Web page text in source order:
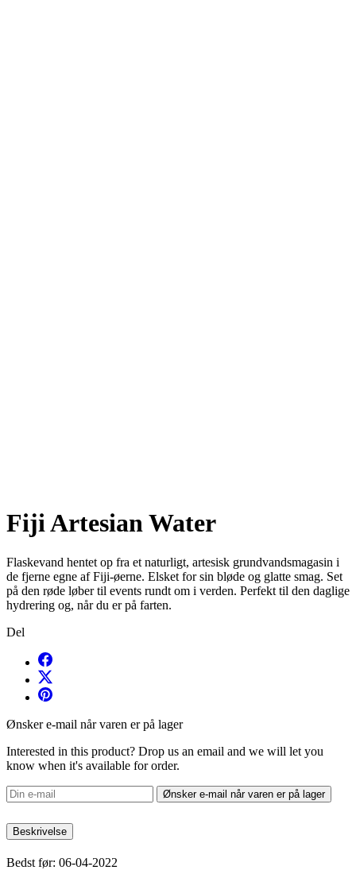
Fiji Artesian Water
Flaskevand hentet op fra et naturligt, artesisk grundvandsmagasin i
de fjerne egne af Fiji-øerne. Elsket for sin bløde og glatte smag. Set
på den røde løber til events rundt om i verden. Perfekt til den daglige
hydrering og, når du er på farten.
Del
Ønsker e-mail når varen er på lager
Interested in this product? Drop us an email and we will let you
know when it's available for order.
Ønsker e-mail når varen er på lager
Beskrivelse
Bedst før: 06-04-2022